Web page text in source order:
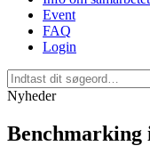
Event
FAQ
Login
Nyheder